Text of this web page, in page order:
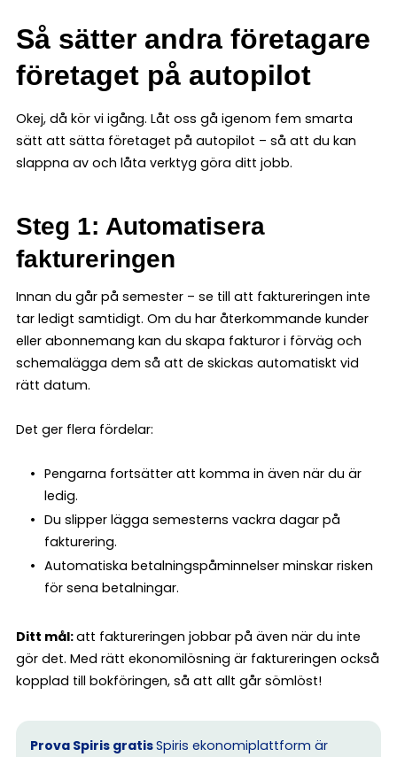
Så sätter andra företagare
företaget på autopilot
Okej, då kör vi igång. Låt oss gå igenom fem smarta
sätt att sätta företaget på autopilot – så att du kan
slappna av och låta verktyg göra ditt jobb.
Steg 1: Automatisera
faktureringen
Innan du går på semester – se till att faktureringen inte
tar ledigt samtidigt. Om du har återkommande kunder
eller abonnemang kan du skapa fakturor i förväg och
schemalägga dem så att de skickas automatiskt vid
rätt datum.
Det ger flera fördelar:
Pengarna fortsätter att komma in även när du är
ledig.
Du slipper lägga semesterns vackra dagar på
fakturering.
Automatiska betalningspåminnelser minskar risken
för sena betalningar.
Ditt mål:att faktureringen jobbar på även när du inte
gör det. Med rätt ekonomilösning är faktureringen också
kopplad till bokföringen, så att allt går sömlöst!
Prova Spiris gratisSpiris ekonomiplattform är